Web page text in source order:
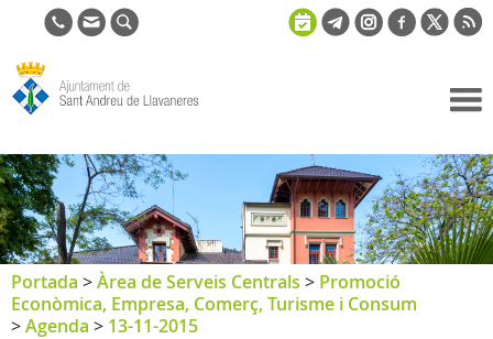
de Sant
Andreu de
Llavaneres
Portada >Àrea de Serveis Centrals > Promoció
Econòmica, Empresa, Comerç, Turisme i Consum
>Agenda > 13-11-2015